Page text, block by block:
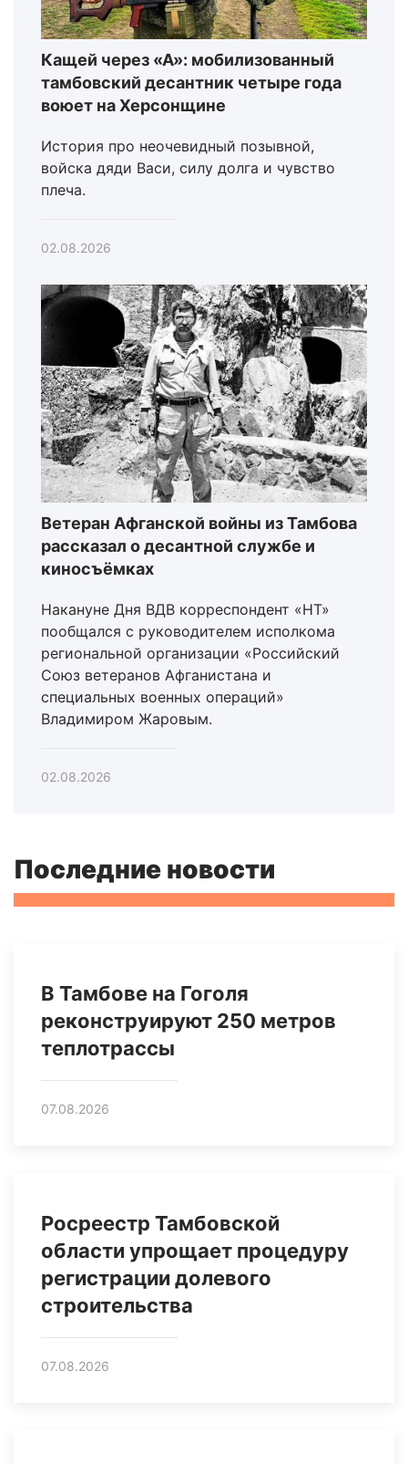
Кащей через «А»: мобилизованный
тамбовский десантник четыре года
воюет на Херсонщине
История про неочевидный позывной,
войска дяди Васи, силу долга и чувство
плеча.
02.08.2026
Ветеран Афганской войны из Тамбова
рассказал о десантной службе и
киносъёмках
Накануне Дня ВДВ корреспондент «НТ»
пообщался с руководителем исполкома
региональной организации «Российский
Союз ветеранов Афганистана и
специальных военных операций»
Владимиром Жаровым.
02.08.2026
Последние новости
В Тамбове на Гоголя
реконструируют 250 метров
теплотрассы
07.08.2026
Росреестр Тамбовской
области упрощает процедуру
регистрации долевого
строительства
07.08.2026